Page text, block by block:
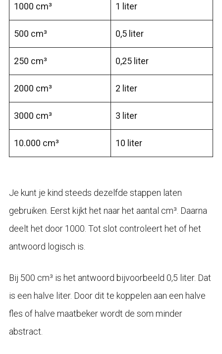
1000 cm³ 1 liter
500 cm³ 0,5 liter
250 cm³ 0,25 liter
2000 cm³ 2 liter
3000 cm³ 3 liter
10.000 cm³ 10 liter
Je kunt je kind steeds dezelfde stappen laten
gebruiken. Eerst kijkt het naar het aantal cm³. Daarna
deelt het door 1000. Tot slot controleert het of het
antwoord logisch is.
Bij 500 cm³ is het antwoord bijvoorbeeld 0,5 liter. Dat
is een halve liter. Door dit te koppelen aan een halve
fles of halve maatbeker wordt de som minder
abstract.